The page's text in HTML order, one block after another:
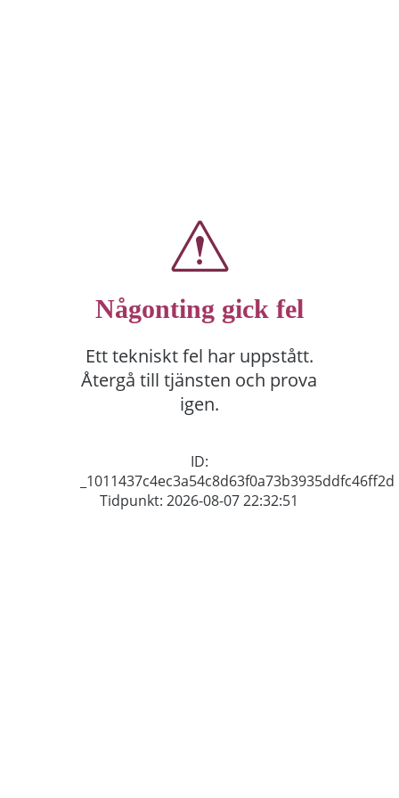
Någonting gick fel
Ett tekniskt fel har uppstått.
Återgå till tjänsten och prova
igen.
ID:
_1011437c4ec3a54c8d63f0a73b3935ddfc46ff2d
Tidpunkt: 2026-08-07 22:32:51